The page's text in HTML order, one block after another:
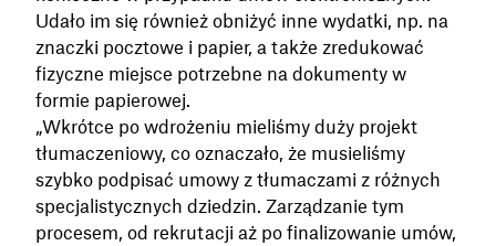
Udało im się również obniżyć inne wydatki, np. na
znaczki pocztowe i papier, a także zredukować
fizyczne miejsce potrzebne na dokumenty w
formie papierowej.
„Wkrótce po wdrożeniu mieliśmy duży projekt
tłumaczeniowy, co oznaczało, że musieliśmy
szybko podpisać umowy z tłumaczami z różnych
specjalistycznych dziedzin. Zarządzanie tym
procesem, od rekrutacji aż po finalizowanie umów,